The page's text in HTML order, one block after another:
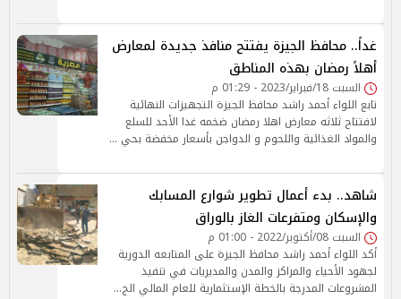
غداً.. محافظ الجيزة يفتتح منافذ جديدة لمعارض
أهلاً رمضان بهذه المناطق
السبت 18/فبراير/2023 - 01:29 م
تابع اللواء أحمد راشد محافظ الجيزة التجهيزات النهائية
لافتتاح ثلاثه معارض اهلا رمضان ضخمه غدا الأحد للسلع
والمواد الغذائية واللحوم و الدواجن بأسعار مخفضة بحي …
شاهد.. بدء أعمال تطوير شوارع المسابك
والإسكان ومتفرعات الغاز بالوراق
السبت 08/أكتوبر/2022 - 01:00 م
أكد اللواء أحمد راشد محافظ الجيزة على المتابعه الدورية
لجهود الأحياء والمراكز والمدن والمديريات في تنفيذ
المشروعات المدرجة بالخطة الإستثمارية للعام المالي الج…